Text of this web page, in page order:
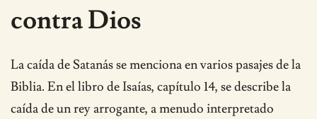
contra Dios
La caída de Satanás se menciona en varios pasajes de la
Biblia. En el libro de Isaías, capítulo 14, se describe la
caída de un rey arrogante, a menudo interpretado